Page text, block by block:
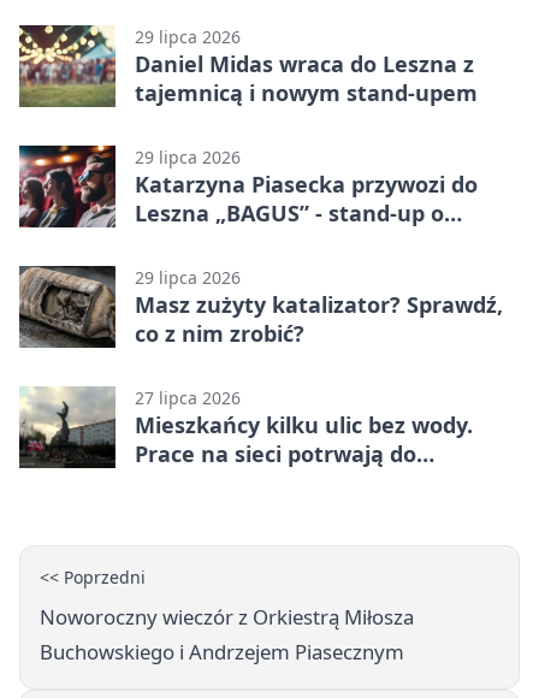
29 lipca 2026
Daniel Midas wraca do Leszna z
tajemnicą i nowym stand-upem
29 lipca 2026
Katarzyna Piasecka przywozi do
Leszna „BAGUS” - stand-up o
29 lipca 2026
Masz zużyty katalizator? Sprawdź,
co z nim zrobić?
27 lipca 2026
Mieszkańcy kilku ulic bez wody.
Prace na sieci potrwają do
<< Poprzedni
Noworoczny wieczór z Orkiestrą Miłosza
Buchowskiego i Andrzejem Piasecznym